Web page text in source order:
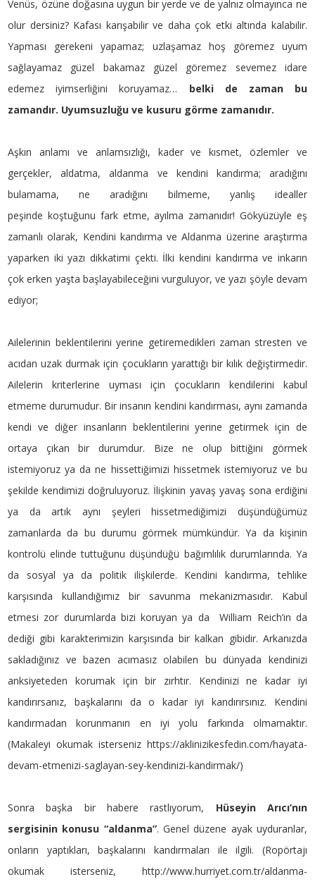
Venüs, özüne doğasına uygun bir yerde ve de yalnız olmayınca ne
olur dersiniz? Kafası karışabilir ve daha çok etki altında kalabilir.
Yapması gerekeni yapamaz; uzlaşamaz hoş göremez uyum
sağlayamaz güzel bakamaz güzel göremez sevemez idare
edemez iyimserliğini koruyamaz… belki de zaman bu
zamandır. Uyumsuzluğu ve kusuru görme zamanıdır.
Aşkın anlamı ve anlamsızlığı, kader ve kısmet, özlemler ve
gerçekler, aldatma, aldanma ve kendini kandırma; aradığını
bulamama, ne aradığını bilmeme, yanlış idealler
peşinde koştuğunu fark etme, ayılma zamanıdır! Gökyüzüyle eş
zamanlı olarak, Kendini kandırma ve Aldanma üzerine araştırma
yaparken iki yazı dikkatimi çekti. İlki kendini kandırma ve inkarın
çok erken yaşta başlayabileceğini vurguluyor, ve yazı şöyle devam
ediyor;
Ailelerinin beklentilerini yerine getiremedikleri zaman stresten ve
acıdan uzak durmak için çocukların yarattığı bir kılık değiştirmedir.
Ailelerin kriterlerine uyması için çocukların kendilerini kabul
etmeme durumudur. Bir insanın kendini kandırması, aynı zamanda
kendi ve diğer insanların beklentilerini yerine getirmek için de
ortaya çıkan bir durumdur. Bize ne olup bittiğini görmek
istemiyoruz ya da ne hissettiğimizi hissetmek istemiyoruz ve bu
şekilde kendimizi doğruluyoruz. İlişkinin yavaş yavaş sona erdiğini
ya da artık aynı şeyleri hissetmediğimizi düşündüğümüz
zamanlarda da bu durumu görmek mümkündür. Ya da kişinin
kontrolü elinde tuttuğunu düşündüğü bağımlılık durumlarında. Ya
da sosyal ya da politik ilişkilerde. Kendini kandırma, tehlike
karşısında kullandığımız bir savunma mekanizmasıdır. Kabul
etmesi zor durumlarda bizi koruyan ya da William Reich’ın da
dediği gibi karakterimizin karşısında bir kalkan gibidir. Arkanızda
sakladığınız ve bazen acımasız olabilen bu dünyada kendinizi
anksiyeteden korumak için bir zırhtır. Kendinizi ne kadar iyi
kandırırsanız, başkalarını da o kadar iyi kandırırsınız. Kendini
kandırmadan korunmanın en iyi yolu farkında olmamaktır.
(Makaleyi okumak isterseniz https://aklinizikesfedin.com/hayata-
devam-etmenizi-saglayan-sey-kendinizi-kandirmak/)
Sonra başka bir habere rastlıyorum, Hüseyin Arıcı’nın
sergisinin konusu “aldanma”. Genel düzene ayak uyduranlar,
onların yaptıkları, başkalarını kandırmaları ile ilgili. (Ropörtajı
okumak isterseniz, http://www.hurriyet.com.tr/aldanma-